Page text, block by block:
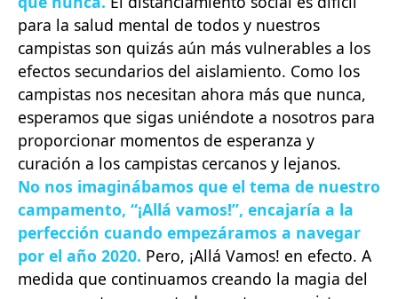
para la salud mental de todos y nuestros
campistas son quizás aún más vulnerables a los
efectos secundarios del aislamiento. Como los
campistas nos necesitan ahora más que nunca,
esperamos que sigas uniéndote a nosotros para
proporcionar momentos de esperanza y
curación a los campistas cercanos y lejanos.
No nos imaginábamos que el tema de nuestro
campamento, “¡Allá vamos!”, encajaría a la
perfección cuando empezáramos a navegar
por el año 2020. Pero, ¡Allá Vamos! en efecto. A
medida que continuamos creando la magia del